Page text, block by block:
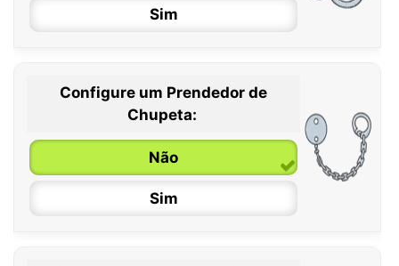
Sim
0 / 6 meses
6 / 36 meses
Configure um Prendedor de
Chupeta:
Não
Sim